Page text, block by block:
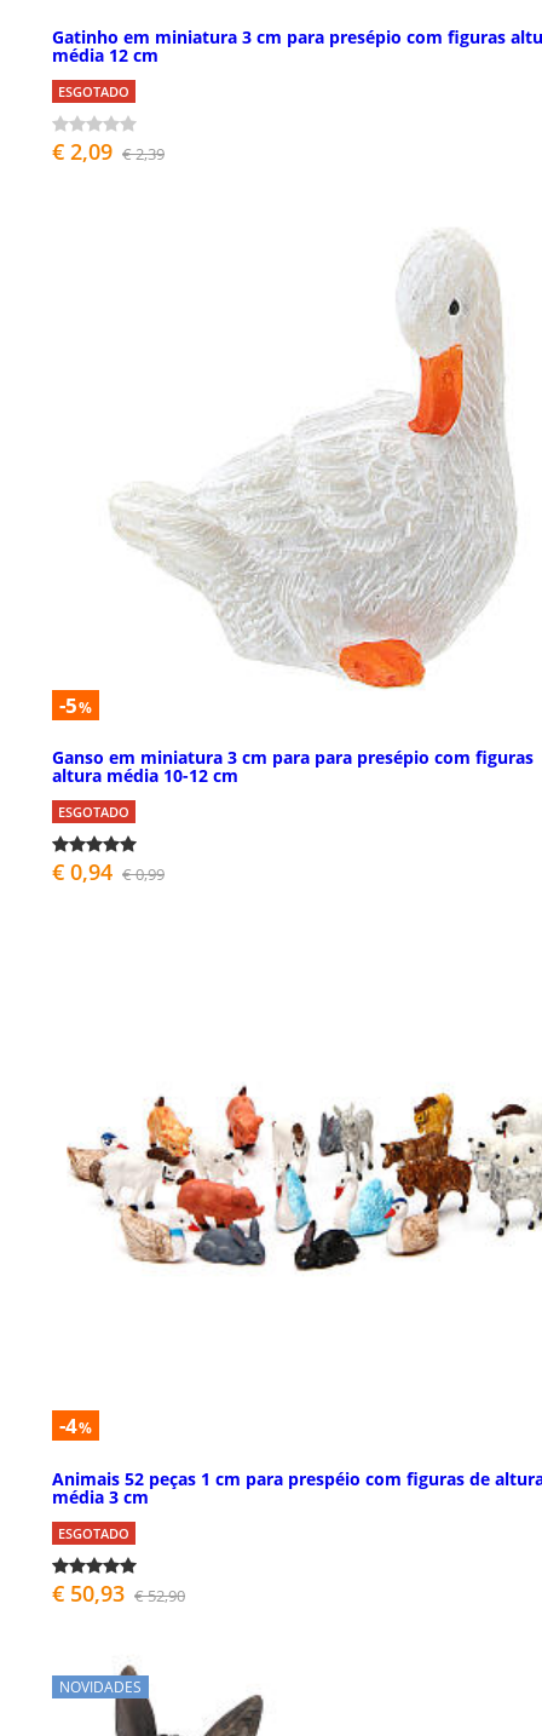
Gatinho em miniatura 3 cm para presépio com figuras
média 12 cm
ESGOTADO
€ 2,09 € 2,39
-5%
Ganso em miniatura 3 cm para para presépio com figuras
altura média 10-12 cm
ESGOTADO
€ 0,94 € 0,99
-4%
Animais 52 peças 1 cm para prespéio com figuras de
média 3 cm
ESGOTADO
€ 50,93 € 52,90
NOVIDADES